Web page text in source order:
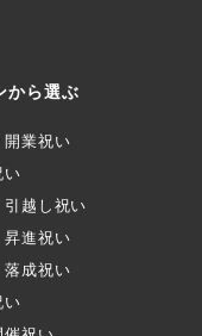
から選ぶ
開業祝い
い
引越し祝い
昇進祝い
落成祝い
い